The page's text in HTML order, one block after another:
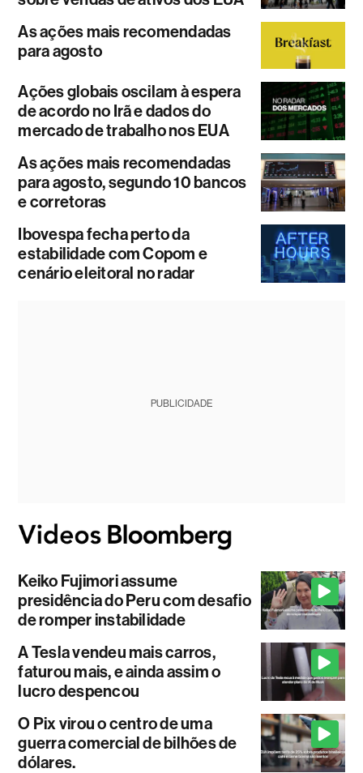
As ações mais recomendadas
para agosto
Ações globais oscilam à espera
de acordo no Irã e dados do
mercado de trabalho nos EUA
As ações mais recomendadas
para agosto, segundo 10 bancos
e corretoras
Ibovespa fecha perto da
estabilidade com Copom e
cenário eleitoral no radar
PUBLICIDADE
Keiko Fujimori assume
presidência do Peru com desafio
de romper instabilidade
A Tesla vendeu mais carros,
faturou mais, e ainda assim o
lucro despencou
O Pix virou o centro de uma
guerra comercial de bilhões de
dólares.